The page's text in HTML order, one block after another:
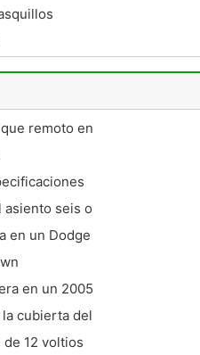
remoto en
asiento seis o
en un Dodge
en un 2005
cubierta del
12 voltios